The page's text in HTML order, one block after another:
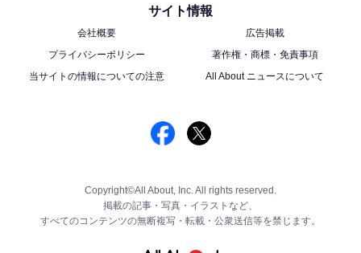
サイト情報
会社概要
広告掲載
プライバシーポリシー
著作権・商標・免責事項
当サイトの情報についての注意
All About ニュースについて
Copyright©All About, Inc. All rights reserved.
掲載の記事・写真・イラストなど、
すべてのコンテンツの無断複写・転載・公衆送信等を禁じます。